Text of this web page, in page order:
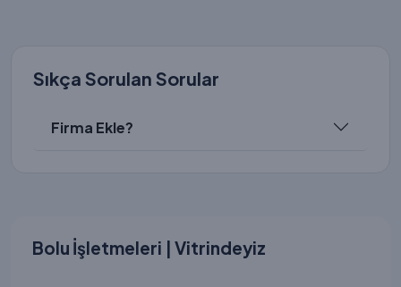
Sıkça Sorulan Sorular
Firma Ekle?
Bolu İşletmeleri | Vitrindeyiz